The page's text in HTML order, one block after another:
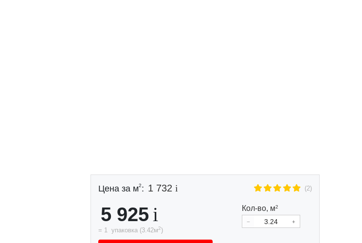
Цена за м2: 1 732 (2)
5 925
= 1 упаковка(3.42м2)
Кол-во, м2